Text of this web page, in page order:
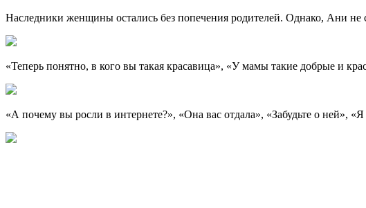
Наследники женщины остались без попечения родителей. Однако, Ани
«Теперь понятно, в кого вы такая красавица», «У мамы такие добрые и
«А почему вы росли в интернете?», «Она вас отдала», «Забудьте о ней»,